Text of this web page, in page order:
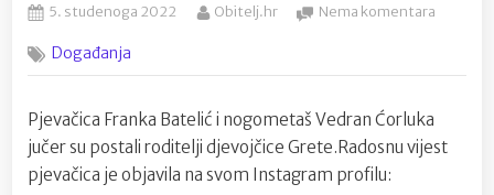
Posted
5. studenoga 2022 By
Obitelj.hr Nema komentara
i
postali
Događanja
Pjevačica Franka Batelić i nogometaš Vedran Ćorluka
jučer su postali roditelji djevojčice Grete.Radosnu vijest
pjevačica je objavila na svom Instagram profilu: